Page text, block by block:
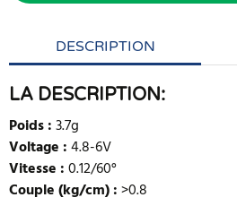
DESCRIPTION
LA DESCRIPTION:
Poids :3.7g
Voltage :4.8-6V
Vitesse :0.12/60°
Couple (kg/cm) :>0.8